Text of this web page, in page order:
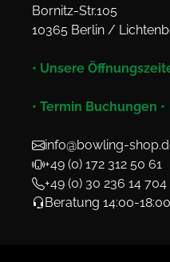
Bornitz-Str.105
10365 Berlin /
• Unsere
• Termin Buchungen •
info@bowling-
+49 (0) 172 312 50 61
+49 (0) 30 236 14 704
Beratung 14:00-